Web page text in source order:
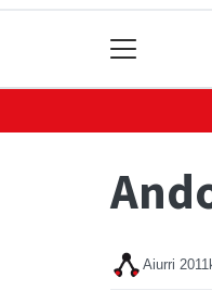
Aiurri